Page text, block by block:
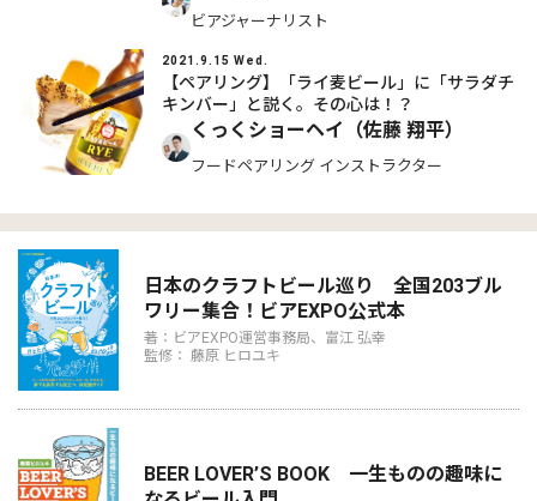
ビアジャーナリスト
2021.9.15 Wed.
【ペアリング】「ライ麦ビール」に「サラダチ
キンバー」と説く。その心は！？
くっくショーヘイ（佐藤 翔平）
フードペアリング インストラクター
日本のクラフトビール巡り 全国203ブル
ワリー集合！ビアEXPO公式本
著：ビアEXPO運営事務局、富江 弘幸
監修： 藤原 ヒロユキ
BEER LOVER’S BOOK 一生ものの趣味に